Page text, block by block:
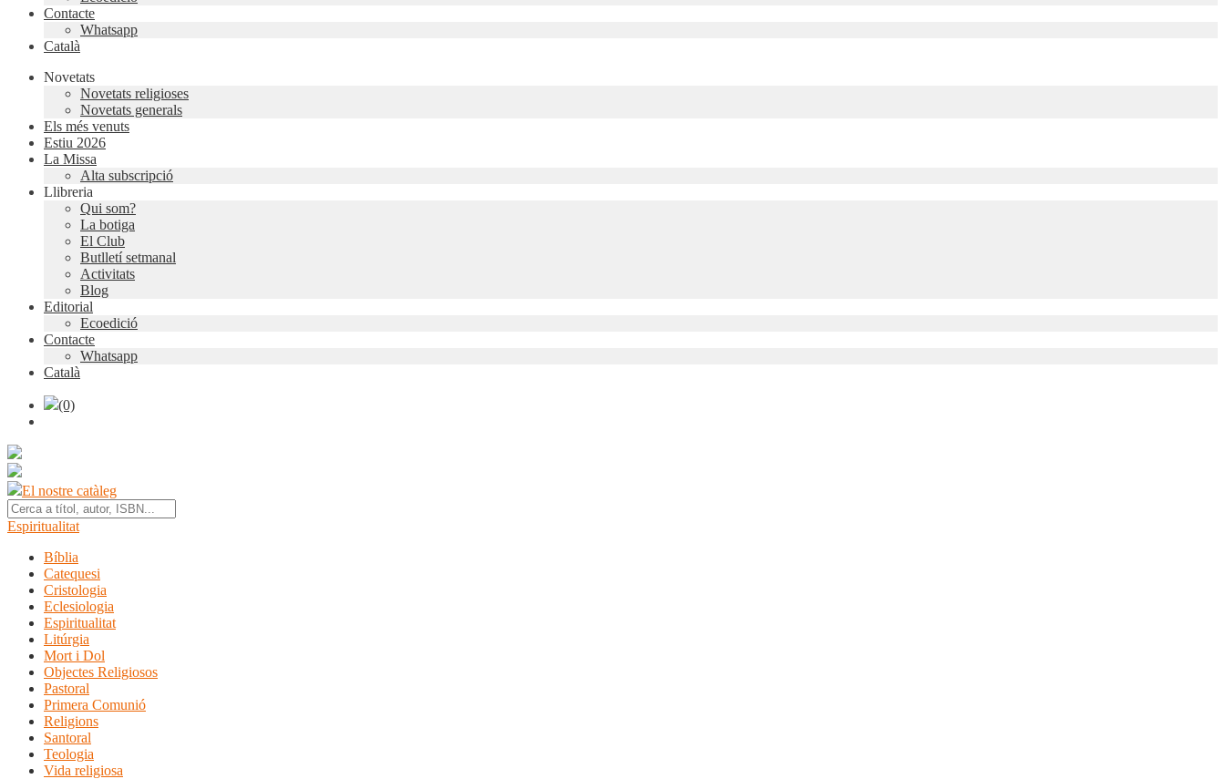
Contacte
Whatsapp
Català
Novetats
Novetats religioses
Novetats generals
Els més venuts
Estiu 2026
La Missa
Alta subscripció
Llibreria
Qui som?
La botiga
El Club
Butlletí setmanal
Activitats
Blog
Editorial
Ecoedició
Contacte
Whatsapp
Català
(0)
El nostre catàleg
Espiritualitat
Bíblia
Catequesi
Cristologia
Eclesiologia
Espiritualitat
Litúrgia
Mort i Dol
Objectes Religiosos
Pastoral
Primera Comunió
Religions
Santoral
Teologia
Vida religiosa